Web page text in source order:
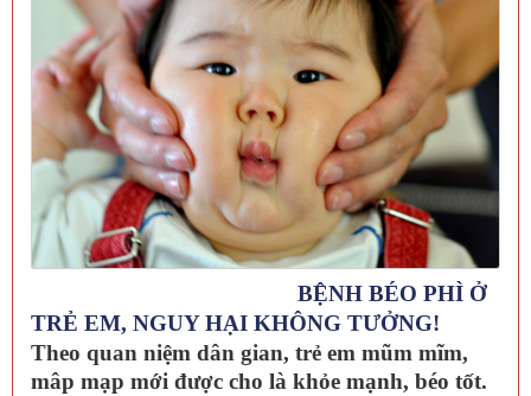
BỆNH BÉO PHÌ Ở
TRẺ EM, NGUY HẠI KHÔNG TƯỞNG!
Theo quan niệm dân gian, trẻ em mũm mĩm,
mâp mạp mới được cho là khỏe mạnh, béo tốt.